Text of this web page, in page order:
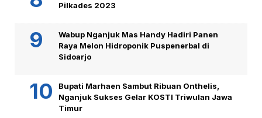
Pilkades 2023
Wabup Nganjuk Mas Handy Hadiri Panen
Raya Melon Hidroponik Puspenerbal di
Sidoarjo
Bupati Marhaen Sambut Ribuan Onthelis,
Nganjuk Sukses Gelar KOSTI Triwulan Jawa
Timur